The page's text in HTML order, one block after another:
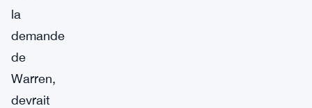
la
demande
de
Warren,
devrait